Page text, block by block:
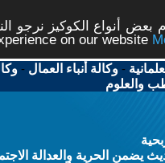
أنواع الكوكيز نرجو
on our website
-وكالة أنباء العمال -
والعلوم
الحرية والعدالة